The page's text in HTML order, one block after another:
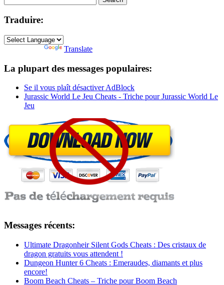
for:
Traduire:
Translate
La plupart des messages populaires:
Se il vous plaît désactiver AdBlock
Jurassic World Le Jeu Cheats - Triche pour Jurassic World Le
Jeu
Messages récents:
Ultimate Dragonheir Silent Gods Cheats : Des cristaux de
dragon gratuits vous attendent !
Dungeon Hunter 6 Cheats : Emeraudes, diamants et plus
encore!
Boom Beach Cheats – Triche pour Boom Beach